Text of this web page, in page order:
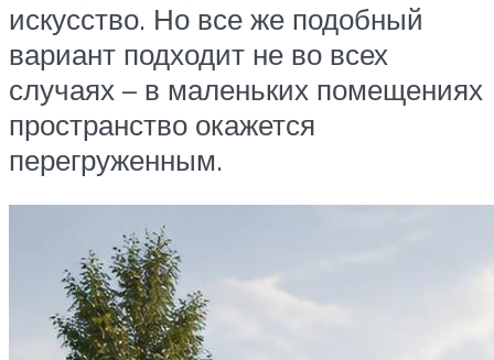
искусство. Но все же подобный
вариант подходит не во всех
случаях – в маленьких помещениях
пространство окажется
перегруженным.